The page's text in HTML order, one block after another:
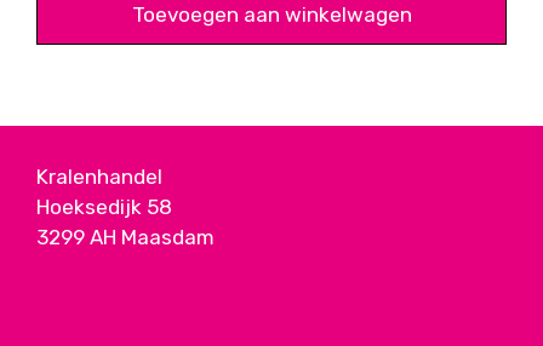
Toevoegen aan winkelwagen
Kralenhandel
Hoeksedijk 58
3299 AH Maasdam